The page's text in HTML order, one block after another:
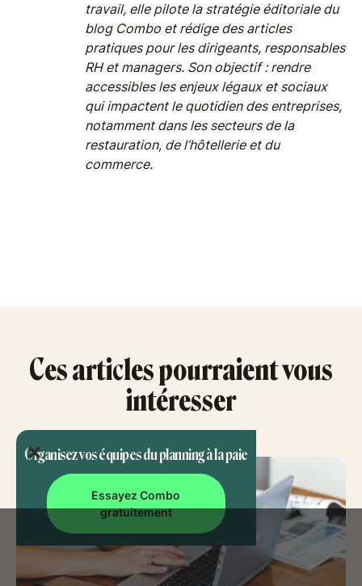
Organisez vos équipes du planning à la paie
Essayez Combo
gratuitement
travail, elle pilote la stratégie éditoriale du
blog Combo et rédige des articles
pratiques pour les dirigeants, responsables
RH et managers. Son objectif : rendre
accessibles les enjeux légaux et sociaux
qui impactent le quotidien des entreprises,
notamment dans les secteurs de la
restauration, de l’hôtellerie et du
commerce.
Ces articles pourraient vous
intéresser